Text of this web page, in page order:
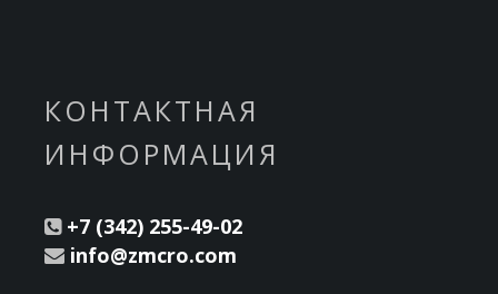
КОНТАКТНАЯ
ИНФОРМАЦИЯ
+7 (342) 255-49-02
info@zmcro.com